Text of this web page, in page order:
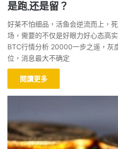
是跑,还是留？
好茶不怕细品，活鱼会逆流而上，
场，需要的不仅是好眼力好心态高
BTC行情分析 20000一步之遥，灰
位，消息最大不确定
閱讀更多